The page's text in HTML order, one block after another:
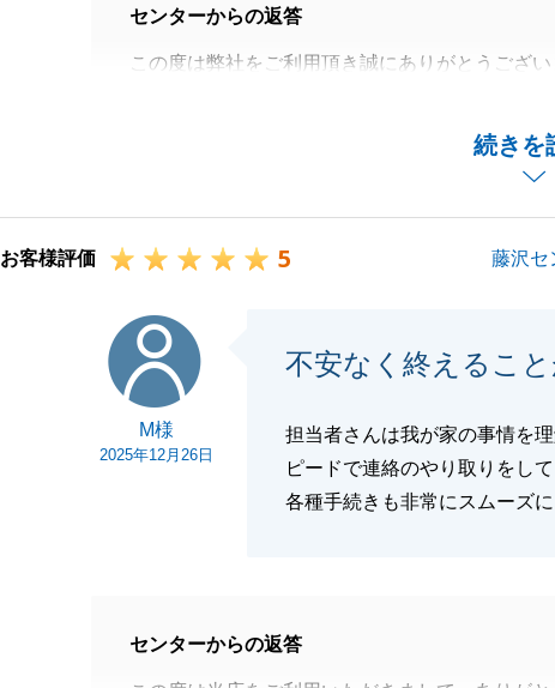
続きを
センターからの返答
この度は弊社をご利用頂き誠にありがとうござい
頂いたご意見を踏まえて、今後は一層、関連業
相談下さい。
閉じる
お客様評価 5 藤沢セ
M様
2025年12月26日
不安なく終えるこ
担当者さんは我が家の事情を
ピードで連絡のやり取りをして
各種手続きも非常にスムーズ
センターからの返答